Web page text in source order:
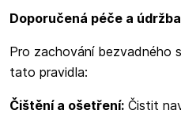
Doporučená péče a
Pro zachování bezvadného
tato pravidla:
Čištění a ošetření: Čistit